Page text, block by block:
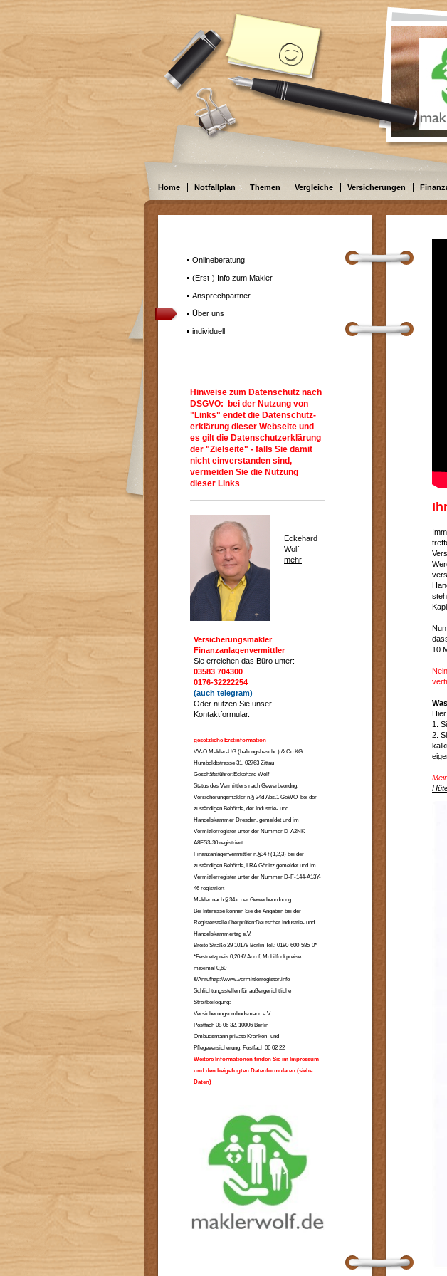
Home Notfallplan Themen Vergleiche Versicherungen
10
1.
2.
Onlineberatung
(Erst-) Info zum Makler
Ansprechpartner
Über uns
individuell
Hinweise zum Datenschutz nach
DSGVO: bei der Nutzung von
"Links" endet die Datenschutz-
erklärung dieser Webseite und
es gilt die Datenschutzerklärung
der "Zielseite" - falls Sie damit
nicht einverstanden sind,
vermeiden Sie die Nutzung
dieser Links
Eckehard
Wolf
mehr
Versicherungsmakler
Finanzanlagenvermittler
Sie erreichen das Büro unter:
03583 704300
0176-32222254
(auch telegram)
Oder nutzen Sie unser
Kontaktformular.
gesetzliche Erstinformation
VV-O Makler-UG (haftungsbeschr.) & Co.KG
Humboldtstrasse 31, 02763 Zittau
Geschäftsführer:Eckehard Wolf
Status des Vermittlers nach Gewerbeordng:
Versicherungsmakler n.§ 34d Abs.1 GeWO bei der
zuständigen Behörde, der Industrie- und
Handelskammer Dresden, gemeldet und im
Vermittlerregister unter der Nummer D-A2NK-
A8FS3-30 registriert.
Finanzanlagenvermittler n.§34 f (1,2,3) bei der
zuständigen Behörde, LRA Görlitz gemeldet und im
Vermittlerregister unter der Nummer D-F-144-A13Y-
46 registriert
Makler nach § 34 c der Gewerbeordnung
Bei Interesse können Sie die Angaben bei der
Registerstelle überprüfen:Deutscher Industrie- und
Handelskammertag e.V.
Breite Straße 29 10178 Berlin Tel.: 0180-600-585-0*
*Festnetzpreis 0,20 €/ Anruf; Mobilfunkpreise
maximal 0,60
€/Anrufhttp://www.vermittlerregister.info
Schlichtungsstellen für außergerichtliche
Streitbeilegung:
Versicherungsombudsmann e.V.
Postfach 08 06 32, 10006 Berlin
Ombudsmann private Kranken- und
Pflegeversicherung, Postfach 06 02 22
Weitere Informationen finden Sie im Impressum
und den beigefugten Datenformularen (siehe
Daten)